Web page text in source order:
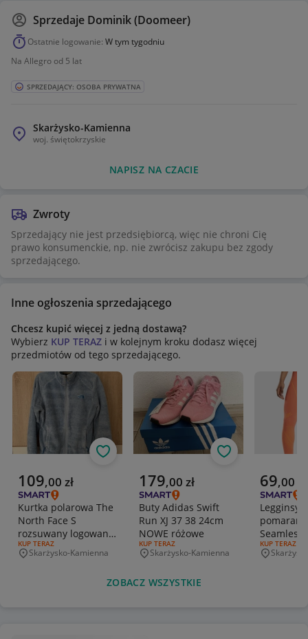
Sprzedaje Dominik (Doomeer)
Ostatnie logowanie: W tym tygodniu
Na Allegro od 5 lat
SPRZEDAJĄCY: OSOBA PRYWATNA
Skarżysko-Kamienna
woj. świętokrzyskie
NAPISZ NA CZACIE
Zwroty
Sprzedający nie jest przedsiębiorcą, więc nie chroni Cię
prawo konsumenckie, np. nie zwrócisz zakupu bez zgody
sprzedającego.
Inne ogłoszenia sprzedającego
Chcesz kupić więcej z jedną dostawą?
Wybierz KUP TERAZ i w kolejnym kroku dodasz więcej
przedmiotów od tego sprzedającego.
Aktualna cena
109,00 zł
Kurtka polarowa The
North Face S
rozsuwany logowany
Polar damski fleece
zip
RODZAJ OFERTY:
KUP TERAZ
Miejscowość
Skarżysko-Kamienna
Obserwuj
Aktualna cena
179,00 zł
Buty Adidas Swift
Run XJ 37 38 24cm
NOWE różowe
RODZAJ OFERTY:
KUP TERAZ
Miejscowość
Skarżysko-Kamienna
Obserwuj
Aktualna
69,00
Legginsy
Seamless
siłownia
RODZAJ
KUP TERAZ
ZOBACZ WSZYSTKIE